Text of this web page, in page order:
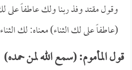
وقول مقتد وفذ ربنا ولك عاطفاً على
(عاطفاً على لك الثناء) معناه: لك
قول المأموم: (سمع الله لمن حمده)